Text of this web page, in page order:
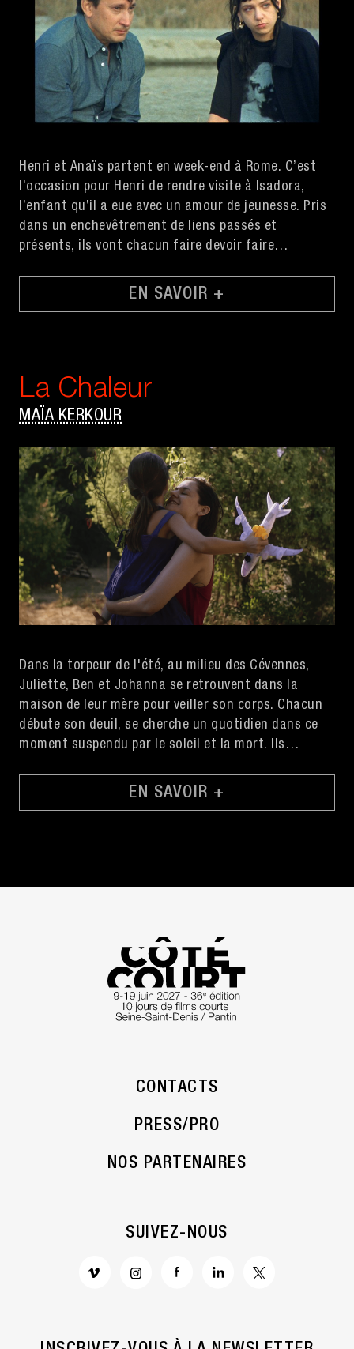
Henri et Anaïs partent en week-end à Rome. C’est
l’occasion pour Henri de rendre visite à Isadora,
l’enfant qu’il a eue avec un amour de jeunesse. Pris
dans un enchevêtrement de liens passés et
présents, ils vont chacun faire devoir faire
EN SAVOIR +
La Chaleur
MAÏA KERKOUR
Dans la torpeur de l'été, au milieu des Cévennes,
Juliette, Ben et Johanna se retrouvent dans la
maison de leur mère pour veiller son corps. Chacun
débute son deuil, se cherche un quotidien dans ce
moment suspendu par le soleil et la mort. Ils
EN SAVOIR +
CONTACTS
PRESS/PRO
NOS PARTENAIRES
SUIVEZ-NOUS